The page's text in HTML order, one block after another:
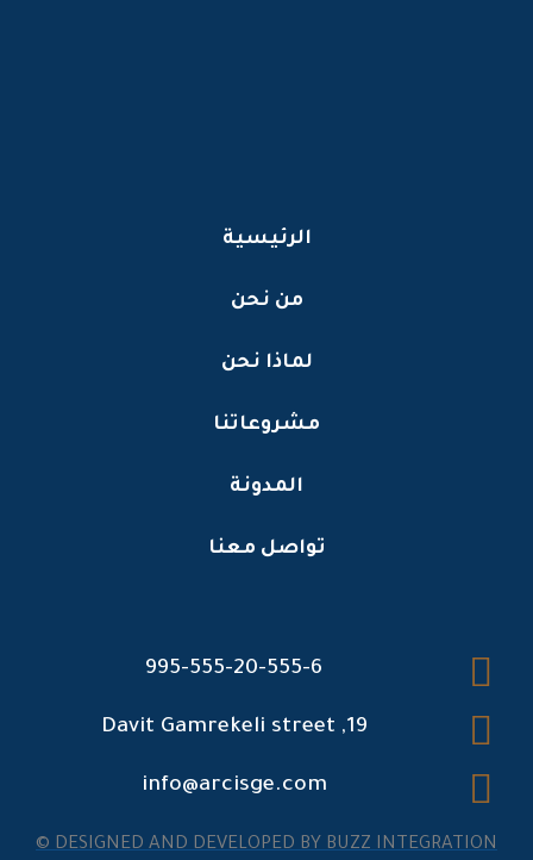
الرئيسية
من نحن
لماذا نحن
مشروعاتنا
المدونة
تواصل معنا
995-555-20-555-6
19, Davit Gamrekeli street
info@arcisge.com
DESIGNED AND DEVELOPED BY BUZZ INTEGRATION ©